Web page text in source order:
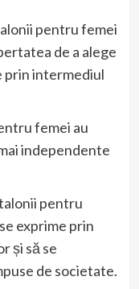
pentru femei
de a alege
prin intermediul
femei au
independente
pentru
exprime prin
și să se
de societate.